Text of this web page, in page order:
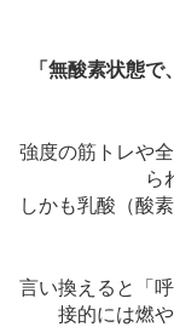
「無酸素状態
強度の筋トレや
ら
しかも乳酸（酸
言い換えると「
接的には燃